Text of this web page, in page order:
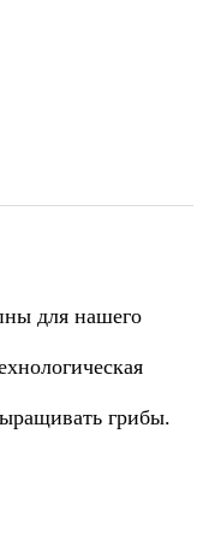
для нашего
грибы.